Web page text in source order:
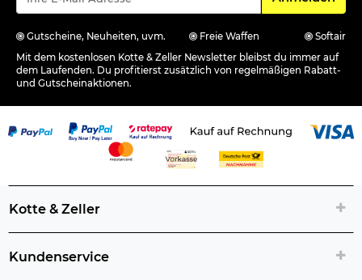
Gutscheine, Neuheiten, uvm. Freie Waffen
Softair
Mit dem kostenlosen Kotte & Zeller Newsletter bleibst du immer auf
dem Laufenden. Du profitierst zusätzlich von regelmäßigen Rabatt-
und Gutscheinaktionen.
Kotte & Zeller
Kundenservice